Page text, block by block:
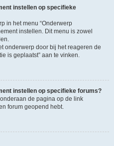
instellen op specifieke
in het menu “Onderwerp
instellen. Dit menu is zowel
onderwerp door bij het reageren de
is geplaatst” aan te vinken.
instellen op specifieke forums?
de pagina op de link
forum geopend hebt.